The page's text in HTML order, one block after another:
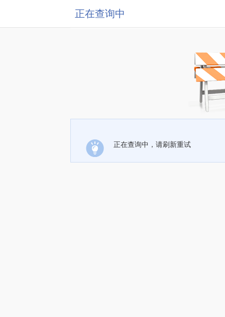
正在查询中
正在查询中，请刷新重试